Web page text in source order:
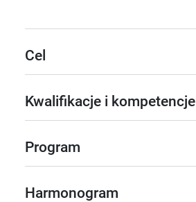
Cel
Kwalifikacje i kompetencje
Program
Harmonogram